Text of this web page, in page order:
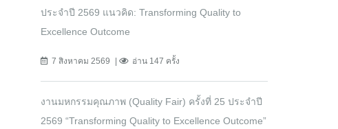
ประจำปี 2569 แนวคิด: Transforming Quality to
Excellence Outcome
7 สิงหาคม 2569 อ่าน 147 ครั้ง
งานมหกรรมคุณภาพ (Quality Fair) ครั้งที่ 25 ประจำปี
2569 “Transforming Quality to Excellence Outcome”